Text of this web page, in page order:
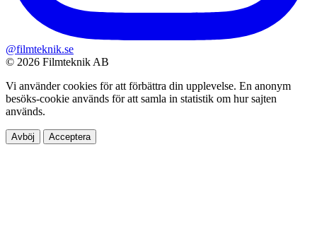
@filmteknik.se
© 2026 Filmteknik AB
Vi använder cookies för att förbättra din upplevelse. En anonym
besöks-cookie används för att samla in statistik om hur sajten
används.
Avböj Acceptera